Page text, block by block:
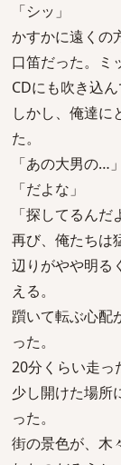
「シッ」
かすかに遠くの
口笛だった。ミ
CDにも吹き込
しかし、俺達に
た。
「あの大男の…」
「だよな」
「探してるんだ
再び、俺たちは
辺りがやや明る
える。
躓いて転ぶ心配
った。
20分くらい走っ
少し開けた場所
った。
街の景色が、木